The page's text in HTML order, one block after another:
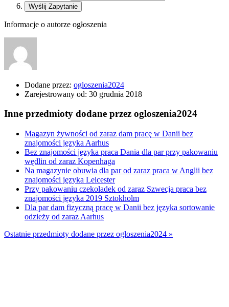
Informacje o autorze ogłoszenia
Dodane przez: ogloszenia2024
Zarejestrowany od: 30 grudnia 2018
Inne przedmioty dodane przez ogloszenia2024
Magazyn żywności od zaraz dam pracę w Danii bez
znajomości języka Aarhus
Bez znajomości języka praca Dania dla par przy pakowaniu
wędlin od zaraz Kopenhaga
Na magazynie obuwia dla par od zaraz praca w Anglii bez
znajomości języka Leicester
Przy pakowaniu czekoladek od zaraz Szwecja praca bez
znajomości języka 2019 Sztokholm
Dla par dam fizyczną pracę w Danii bez języka sortowanie
odzieży od zaraz Aarhus
Ostatnie przedmioty dodane przez ogloszenia2024 »